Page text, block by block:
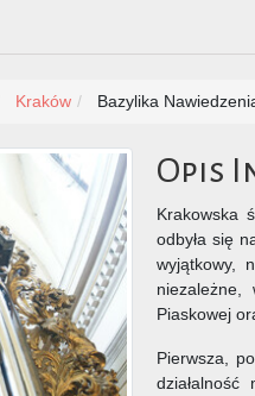
Kraków Bazylika
Opis
Krakowska
odbyła się
wyjątkowy,
Piaskowej
Pierwsza,